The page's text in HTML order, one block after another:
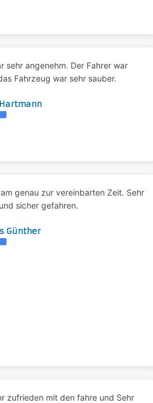
sehr angenehm. Der Fahrer war
Fahrzeug war sehr sauber.
genau zur vereinbarten Zeit. Sehr
sicher gefahren.
Günther
zufrieden mit den fahre und Sehr